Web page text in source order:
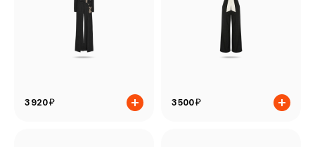
3 920й 3 500й